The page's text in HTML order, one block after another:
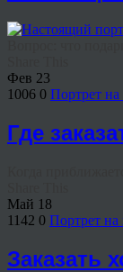
Фев 23
1006 0 Портрет на
Где
Май 18
1142 0 Портрет на
Заказать